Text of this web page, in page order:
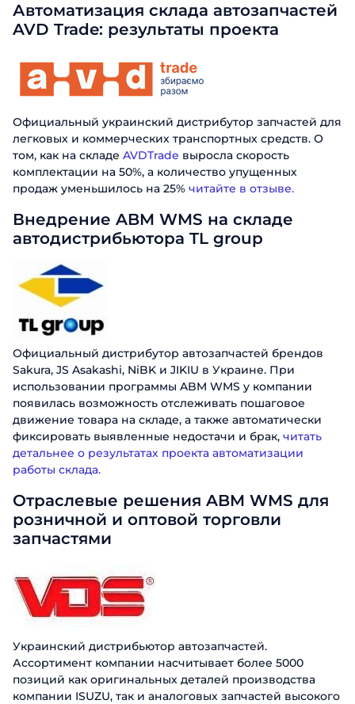
Автоматизация склада автозапчастей
AVD Trade: результаты проекта
Официальный украинский дистрибутор запчастей для
легковых и коммерческих транспортных средств. О
том, как на складе AVDTrade выросла скорость
комплектации на 50%, а количество упущенных
продаж уменьшилось на 25% читайте в отзыве.
Внедрение ABM WMS на складе
автодистрибьютора TL group
Официальный дистрибутор автозапчастей брендов
Sakura, JS Asakashi, NiBK и JIKIU в Украине. При
использовании программы ABM WMS у компании
появилась возможность отслеживать пошаговое
движение товара на складе, а также автоматически
фиксировать выявленные недостачи и брак, читать
детальнее о результатах проекта автоматизации
работы склада.
Отраслевые решения ABM WMS для
розничной и оптовой торговли
запчастями
Украинский дистрибьютор автозапчастей.
Ассортимент компании насчитывает более 5000
позиций как оригинальных деталей производства
компании ISUZU, так и аналоговых запчастей высокого